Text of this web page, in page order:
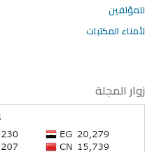
للمؤلفين
لأمناء المكتبات
زوار المجلة